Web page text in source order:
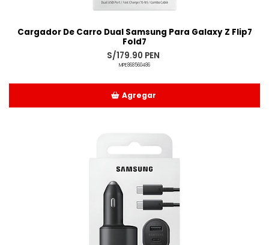
Cargador De Carro Dual Samsung Para Galaxy Z Flip7
Fold7
S/179.90 PEN
MPE868560486
Agregar